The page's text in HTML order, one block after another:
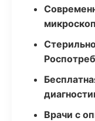
Врачи с